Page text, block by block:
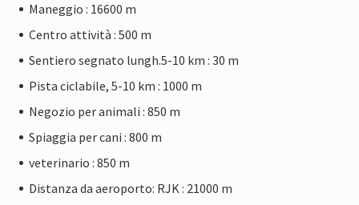
Maneggio : 16600 m
Centro attività : 500 m
Sentiero segnato lungh.5-10 km : 30 m
Pista ciclabile, 5-10 km : 1000 m
Negozio per animali : 850 m
Spiaggia per cani : 800 m
veterinario : 850 m
Distanza da aeroporto: RJK : 21000 m